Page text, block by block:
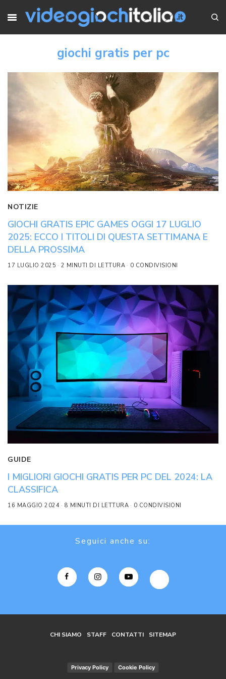
giochi gratis per pc
NOTIZIE
GIOCHI GRATIS EPIC GAMES OGGI 17 LUGLIO
2025: ECCO I TITOLI DI QUESTA SETTIMANA E
DELLA PROSSIMA
17 LUGLIO 2025 2 MINUTI DI LETTURA 0 CONDIVISIONI
GUIDE
I MIGLIORI GIOCHI GRATIS PER PC DEL 2024: LA
CLASSIFICA
16 MAGGIO 2024 8 MINUTI DI LETTURA 0 CONDIVISIONI
Seguici anche su:
CHI SIAMO STAFF CONTATTI SITEMAP
Privacy Policy Cookie Policy